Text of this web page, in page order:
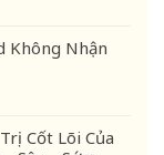
Không Nhận
Cốt Lõi Của